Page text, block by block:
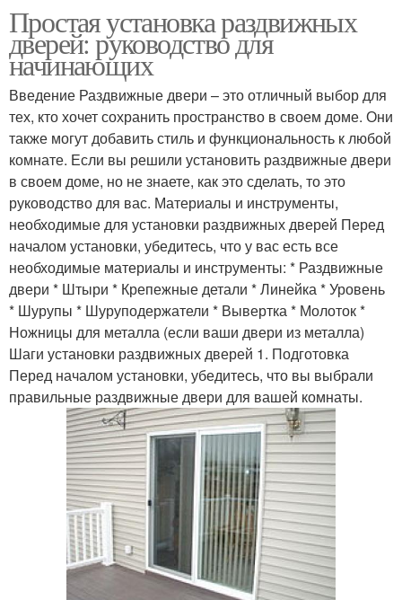
Простая установка раздвижных
дверей: руководство для
начинающих
Введение Раздвижные двери – это отличный выбор для
тех, кто хочет сохранить пространство в своем доме. Они
также могут добавить стиль и функциональность к любой
комнате. Если вы решили установить раздвижные двери
в своем доме, но не знаете, как это сделать, то это
руководство для вас. Материалы и инструменты,
необходимые для установки раздвижных дверей Перед
началом установки, убедитесь, что у вас есть все
необходимые материалы и инструменты: * Раздвижные
двери * Штыри * Крепежные детали * Линейка * Уровень
* Шурупы * Шуруподержатели * Вывертка * Молоток *
Ножницы для металла (если ваши двери из металла)
Шаги установки раздвижных дверей 1. Подготовка
Перед началом установки, убедитесь, что вы выбрали
правильные раздвижные двери для вашей комнаты.